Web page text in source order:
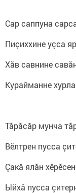
Сар саппуна
Пиçиххине уçса
Хӑв савнине
Курайманне
Тӑрӑсӑр мунча
Вӗлтрен пусса
Çакă ялӑн
Ыйхӑ пусса